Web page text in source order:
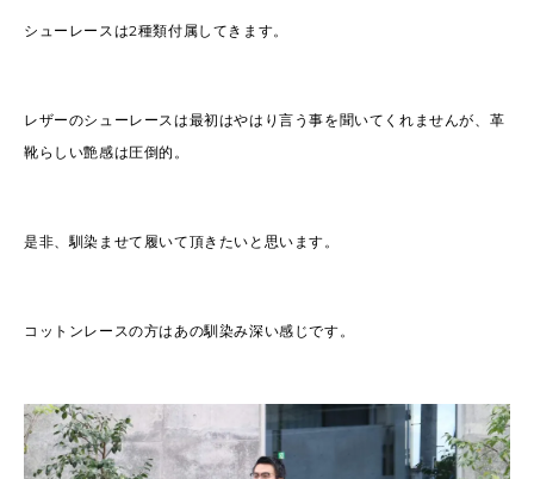
シューレースは2種類付属してきます。
レザーのシューレースは最初はやはり言う事を聞いてくれませんが、革
靴らしい艶感は圧倒的。
是非、馴染ませて履いて頂きたいと思います。
コットンレースの方はあの馴染み深い感じです。